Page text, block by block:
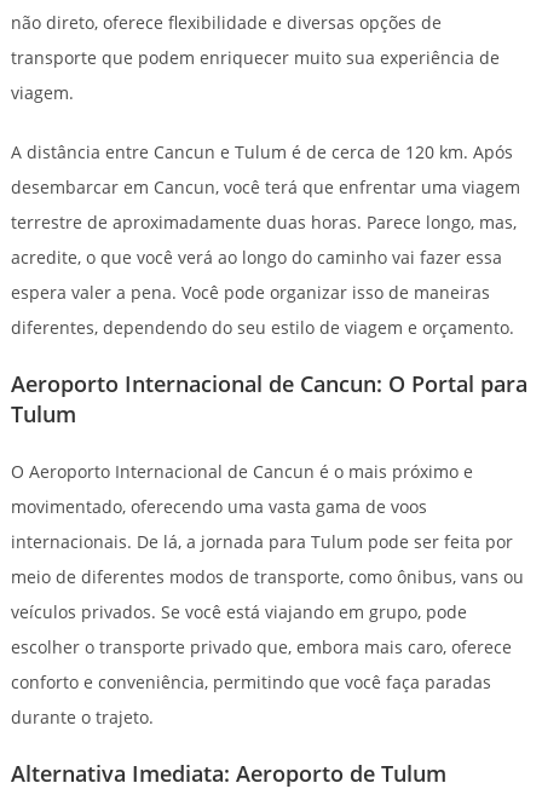
não direto, oferece flexibilidade e diversas opções de
transporte que podem enriquecer muito sua experiência de
viagem.
A distância entre Cancun e Tulum é de cerca de 120 km. Após
desembarcar em Cancun, você terá que enfrentar uma viagem
terrestre de aproximadamente duas horas. Parece longo, mas,
acredite, o que você verá ao longo do caminho vai fazer essa
espera valer a pena. Você pode organizar isso de maneiras
diferentes, dependendo do seu estilo de viagem e orçamento.
Aeroporto Internacional de Cancun: O Portal para
Tulum
O Aeroporto Internacional de Cancun é o mais próximo e
movimentado, oferecendo uma vasta gama de voos
internacionais. De lá, a jornada para Tulum pode ser feita por
meio de diferentes modos de transporte, como ônibus, vans ou
veículos privados. Se você está viajando em grupo, pode
escolher o transporte privado que, embora mais caro, oferece
conforto e conveniência, permitindo que você faça paradas
durante o trajeto.
Alternativa Imediata: Aeroporto de Tulum